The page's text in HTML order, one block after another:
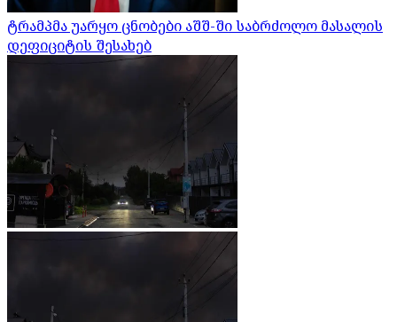
ტრამპმა უარყო ცნობები აშშ-ში საბრძოლო მასალის
დეფიციტის შესახებ